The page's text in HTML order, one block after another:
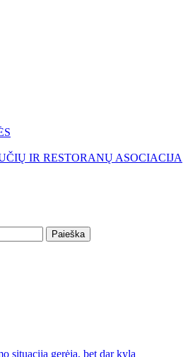
IR RESTORANŲ ASOCIACIJA